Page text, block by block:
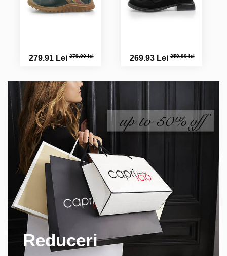
279.91 Lei379.90 lei 269.93 Lei359.90 lei
Reduceri